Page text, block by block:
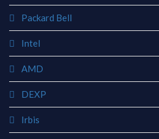
Packard Bell
Intel
AMD
DEXP
Irbis